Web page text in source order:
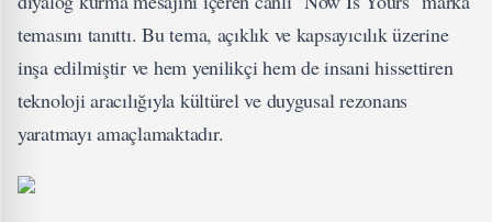
temasını tanıttı. Bu tema, açıklık ve kapsayıcılık üzerine
inşa edilmiştir ve hem yenilikçi hem de insani hissettiren
teknoloji aracılığıyla kültürel ve duygusal rezonans
yaratmayı amaçlamaktadır.